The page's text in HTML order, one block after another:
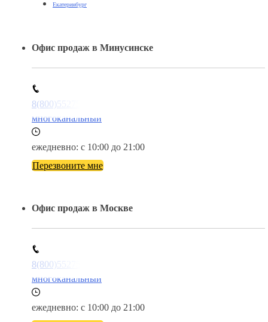
Екатеринбург
Офис продаж в Минусинске
8(800)5527584
многоканальный
ежедневно: с 10:00 до 21:00
Перезвоните мне
Офис продаж в Москве
8(800)5527584
многоканальный
ежедневно: с 10:00 до 21:00